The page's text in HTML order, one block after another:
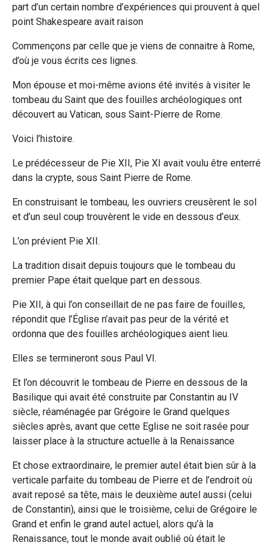
part d’un certain nombre d’expériences qui prouvent à quel
point Shakespeare avait raison
Commençons par celle que je viens de connaitre à Rome,
d’où je vous écrits ces lignes.
Mon épouse et moi-même avions été invités à visiter le
tombeau du Saint que des fouilles archéologiques ont
découvert au Vatican, sous Saint-Pierre de Rome.
Voici l’histoire.
Le prédécesseur de Pie XII, Pie XI avait voulu être enterré
dans la crypte, sous Saint Pierre de Rome.
En construisant le tombeau, les ouvriers creusèrent le sol
et d’un seul coup trouvèrent le vide en dessous d’eux.
L’on prévient Pie XII.
La tradition disait depuis toujours que le tombeau du
premier Pape était quelque part en dessous.
Pie XII, à qui l’on conseillait de ne pas faire de fouilles,
répondit que l’Église n’avait pas peur de la vérité et
ordonna que des fouilles archéologiques aient lieu.
Elles se termineront sous Paul VI.
Et l’on découvrit le tombeau de Pierre en dessous de la
Basilique qui avait été construite par Constantin au IV
siècle, réaménagée par Grégoire le Grand quelques
siècles après, avant que cette Eglise ne soit rasée pour
laisser place à la structure actuelle à la Renaissance
Et chose extraordinaire, le premier autel était bien sûr à la
verticale parfaite du tombeau de Pierre et de l’endroit où
avait reposé sa tête, mais le deuxième autel aussi (celui
de Constantin), ainsi que le troisième, celui de Grégoire le
Grand et enfin le grand autel actuel, alors qu’à la
Renaissance, tout le monde avait oublié où était le